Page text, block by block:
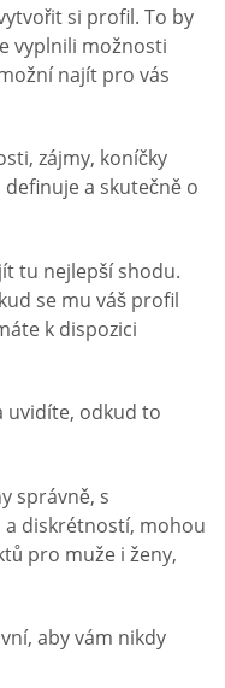
si profil. To by
vyplnili možnosti
najít pro vás
zájmy, koníčky
a skutečně o
tu nejlepší shodu.
se mu váš profil
k dispozici
uvidíte, odkud to
správně, s
diskrétností, mohou
pro muže i ženy,
aby vám nikdy